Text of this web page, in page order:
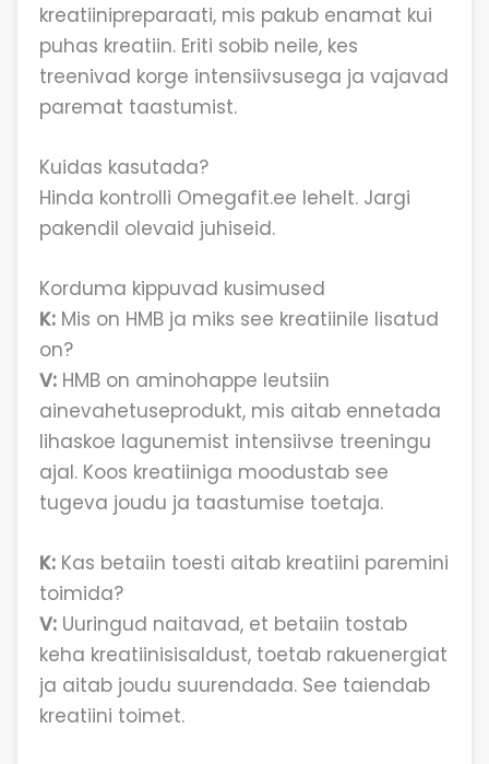
kreatiinipreparaati, mis pakub enamat kui
puhas kreatiin. Eriti sobib neile, kes
treenivad korge intensiivsusega ja vajavad
paremat taastumist.
Kuidas kasutada?
Hinda kontrolli Omegafit.ee lehelt. Jargi
pakendil olevaid juhiseid.
Korduma kippuvad kusimused
K:Mis on HMB ja miks see kreatiinile lisatud
on?
V:HMB on aminohappe leutsiin
ainevahetuseprodukt, mis aitab ennetada
lihaskoe lagunemist intensiivse treeningu
ajal. Koos kreatiiniga moodustab see
tugeva joudu ja taastumise toetaja.
K:Kas betaiin toesti aitab kreatiini paremini
toimida?
V:Uuringud naitavad, et betaiin tostab
keha kreatiinisisaldust, toetab rakuenergiat
ja aitab joudu suurendada. See taiendab
kreatiini toimet.